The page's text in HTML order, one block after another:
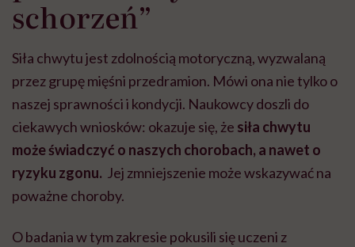
schorzeń”
Siła chwytu jest zdolnością motoryczną, wyzwalaną
przez grupę mięśni przedramion. Mówi ona nie tylko o
naszej sprawności i kondycji. Naukowcy doszli do
ciekawych wniosków: okazuje się, że siła chwytu
może świadczyć o naszych chorobach, a nawet o
ryzyku zgonu. Jej zmniejszenie może wskazywać na
poważne choroby.
O badania w tym zakresie pokusili się uczeni z